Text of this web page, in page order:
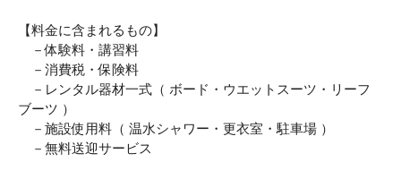
【料金に含まれるもの】
－体験料・講習料
－消費税・保険料
－レンタル器材一式（ ボード・ウエットスーツ・リーフ
ブーツ ）
－施設使用料（ 温水シャワー・更衣室・駐車場 ）
－無料送迎サービス